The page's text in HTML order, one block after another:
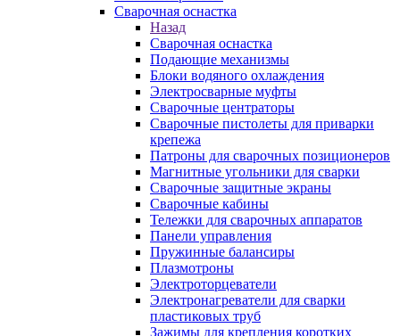
Сварочная оснастка
Назад
Сварочная оснастка
Подающие механизмы
Блоки водяного охлаждения
Электросварные муфты
Сварочные центраторы
Сварочные пистолеты для приварки
крепежа
Патроны для сварочных позиционеров
Магнитные угольники для сварки
Сварочные защитные экраны
Сварочные кабины
Тележки для сварочных аппаратов
Панели управления
Пружинные балансиры
Плазмотроны
Электроторцеватели
Электронагреватели для сварки
пластиковых труб
Зажимы для крепления коротких